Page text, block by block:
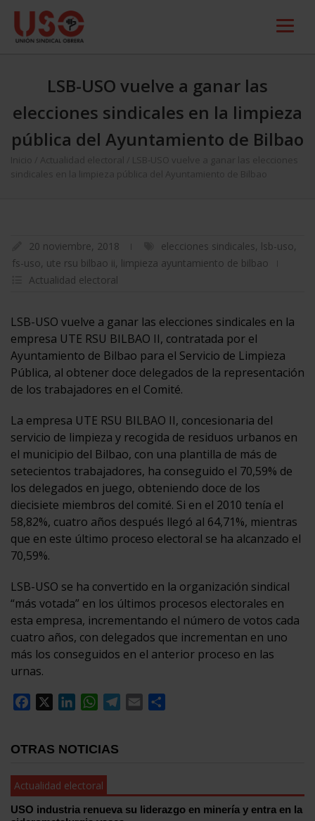
LSB-USO vuelve a ganar las
elecciones sindicales en la limpieza
pública del Ayuntamiento de Bilbao
Inicio Actualidad electoral
LSB-USO vuelve a ganar las elecciones
sindicales en la limpieza pública del Ayuntamiento de Bilbao
20 noviembre, 2018 elecciones sindicales, lsb-uso,
fs-uso, ute rsu bilbao ii, limpieza ayuntamiento de bilbao
Actualidad electoral
LSB-USO vuelve a ganar las elecciones sindicales en la
empresa UTE RSU BILBAO II, contratada por el
Ayuntamiento de Bilbao para el Servicio de Limpieza
Pública, al obtener doce delegados de la representación
de los trabajadores en el Comité.
La empresa UTE RSU BILBAO II, concesionaria del
servicio de limpieza y recogida de residuos urbanos en
el municipio del Bilbao, con una plantilla de más de
setecientos trabajadores, ha conseguido el 70,59% de
los delegados en juego, obteniendo doce de los
diecisiete miembros del comité. Si en el 2010 tenía el
58,82%, cuatro años después llegó al 64,71%, mientras
que en este último proceso electoral se ha alcanzado el
70,59%.
LSB-USO se ha convertido en la organización sindical
“más votada” en los últimos procesos electorales en
esta empresa, incrementando el número de votos cada
cuatro años, con delegados que incrementan en uno
más los conseguidos en el anterior proceso en las
urnas.
Facebook
LinkedInWhatsApp
Telegram
Email
OTRAS NOTICIAS
Actualidad electoral
USO industria renueva su liderazgo en minería y entra en la